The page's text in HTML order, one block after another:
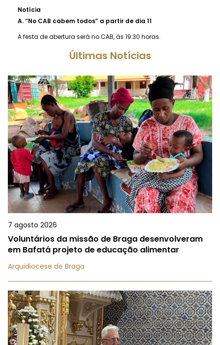
Notícia
A.“No CAB cabem todos” a partir de dia 11
A festa de abertura será no CAB, às 19:30 horas.
Últimas Notícias
7 agosto 2026
Voluntários da missão de Braga desenvolveram
em Bafatá projeto de educação alimentar
Arquidiocese de Braga